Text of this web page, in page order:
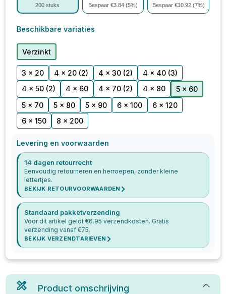
200 stuks Bespaar €3.84 (5%) Bespaar €10.92(7%)
Beschikbare variaties
Verzinkt
3 x 20 4 x 20 (2) 4 x 30 (2) 4 x 40 (3)
4 x 50 (2) 4 x 60 4 x 70 (2) 4 x 80
5 x 60
5 x 70
5 x 80 5 x 90 6 x 100
6 x 120
6 x 150
8 x 200
Levering en voorwaarden
14 dagen retourrecht
Eenvoudig retourneren en herroepen, zonder kleine
lettertjes.
BEKIJK RETOURVOORWAARDEN
Standaard pakketverzending
Voor dit artikel geldt €6.95 verzendkosten. Gratis
verzending vanaf €75.
BEKIJK VERZENDTARIEVEN
Product omschrijving